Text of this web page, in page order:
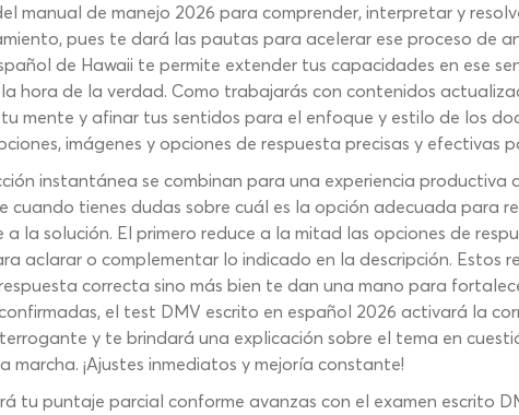
manual de manejo 2026 para comprender, interpretar y
pues te dará las pautas para acelerar ese proceso de
de Hawaii te permite extender tus capacidades en ese
hora de la verdad. Como trabajarás con contenidos
mente y afinar tus sentidos para el enfoque y estilo de los
imágenes y opciones de respuesta precisas y efectivas
instantánea se combinan para una experiencia productiva
cuando tienes dudas sobre cuál es la opción adecuada para
la solución. El primero reduce a la mitad las opciones de
aclarar o complementar lo indicado en la descripción. Estos
correcta sino más bien te dan una mano para
el test DMV escrito en español 2026 activará la
y te brindará una explicación sobre el tema en
¡Ajustes inmediatos y mejoría constante!
puntaje parcial conforme avanzas con el examen escrito